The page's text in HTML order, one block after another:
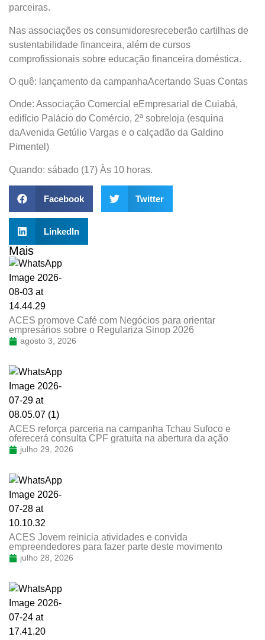
parceiras.
Nas associações os consumidoresreceberão cartilhas de
sustentabilidade financeira, além de cursos
comprofissionais sobre educação financeira doméstica.
O quê: lançamento da campanhaAcertando Suas Contas
Onde: Associação Comercial eEmpresarial de Cuiabá,
edifício Palácio do Comércio, 2ª sobreloja (esquina
daAvenida Getúlio Vargas e o calçadão da Galdino
Pimentel)
Quando: sábado (17) Às 10 horas.
Facebook Twitter
LinkedIn
Mais
ACES promove Café com Negócios para orientar
empresários sobre o Regulariza Sinop 2026
agosto 3, 2026
ACES reforça parceria na campanha Tchau Sufoco e
oferecerá consulta CPF gratuita na abertura da ação
julho 29, 2026
ACES Jovem reinicia atividades e convida
empreendedores para fazer parte deste movimento
julho 28, 2026